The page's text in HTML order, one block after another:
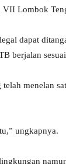
VII Lombok
dapat
berjalan
menelan
ungkapnya.